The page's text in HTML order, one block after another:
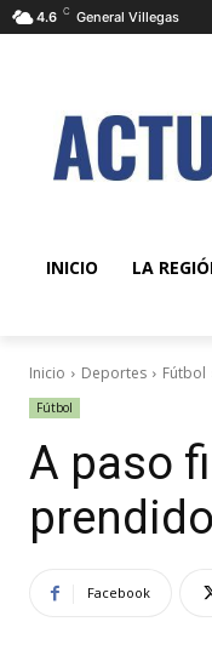
4.6 C General Villegas
INICIO LA
Inicio Deportes Fútbol
Fútbol
A paso
prendido
Facebook